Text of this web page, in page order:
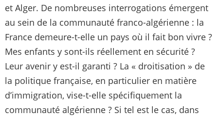
et Alger. De nombreuses interrogations émergent
au sein de la communauté franco-algérienne : la
France demeure-t-elle un pays où il fait bon vivre ?
Mes enfants y sont-ils réellement en sécurité ?
Leur avenir y est-il garanti ? La « droitisation » de
la politique française, en particulier en matière
d’immigration, vise-t-elle spécifiquement la
communauté algérienne ? Si tel est le cas, dans